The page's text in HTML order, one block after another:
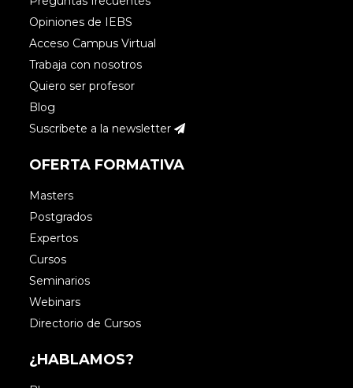
Opiniones de IEBS
Acceso Campus Virtual
Trabaja con nosotros
Quiero ser profesor
Blog
Suscríbete a la newsletter
OFERTA FORMATIVA
Masters
Postgrados
Expertos
Cursos
Seminarios
Webinars
Directorio de Cursos
¿HABLAMOS?